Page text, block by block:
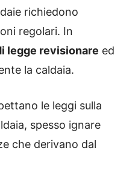
richiedono
regolari. In
legge revisionare ed
la caldaia.
le leggi sulla
spesso ignare
che derivano dal